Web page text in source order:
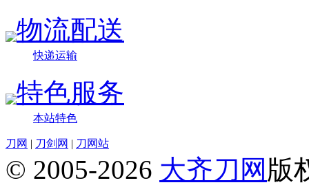
物流配送
快递运输
特色服务
本站特色
刀网 | 刀剑网 | 刀网站
© 2005-2026 大齐刀网 版